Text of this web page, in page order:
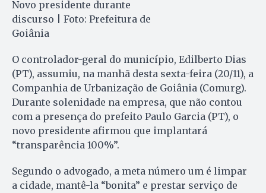
Novo presidente durante
discurso | Foto: Prefeitura de
Goiânia
O controlador-geral do município, Edilberto Dias
(PT), assumiu, na manhã desta sexta-feira (20/11), a
Companhia de Urbanização de Goiânia (Comurg).
Durante solenidade na empresa, que não contou
com a presença do prefeito Paulo Garcia (PT), o
novo presidente afirmou que implantará
“transparência 100%”.
Segundo o advogado, a meta número um é limpar
a cidade, mantê-la “bonita” e prestar serviço de